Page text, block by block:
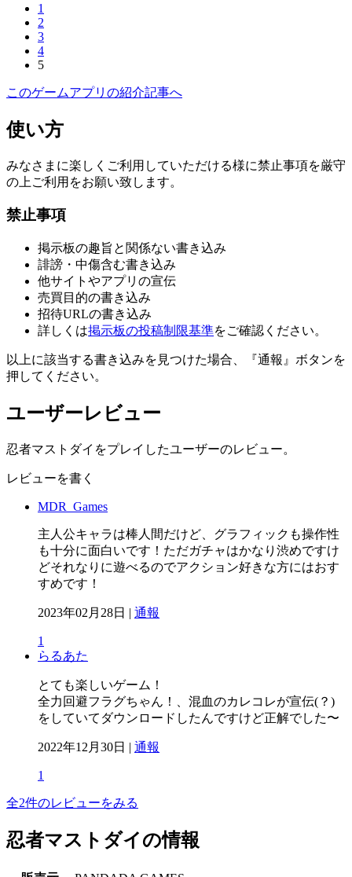
1
2
3
4
5
このゲームアプリの紹介記事へ
使い方
みなさまに楽しくご利用していただける様に禁止事項を厳守
の上ご利用をお願い致します。
禁止事項
掲示板の趣旨と関係ない書き込み
誹謗・中傷含む書き込み
他サイトやアプリの宣伝
売買目的の書き込み
招待URLの書き込み
詳しくは掲示板の投稿制限基準をご確認ください。
以上に該当する書き込みを見つけた場合、
『通報』ボタンを
押してください。
ユーザーレビュー
忍者マストダイをプレイしたユーザーのレビュー。
レビューを書く
MDR_Games
主人公キャラは棒人間だけど、グラフィックも操作性
も十分に面白いです！ただガチャはかなり渋めですけ
どそれなりに遊べるのでアクション好きな方にはおす
すめです！
2023年02月28日 | 通報
1
らるあた
とても楽しいゲーム！
全力回避フラグちゃん！、混血のカレコレが宣伝(？)
をしていてダウンロードしたんですけど正解でした〜
2022年12月30日 | 通報
1
全2件のレビューをみる
忍者マストダイの情報